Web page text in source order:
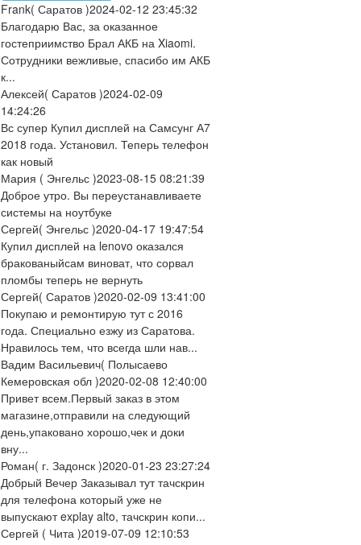
Frank( Саратов )2024-02-12 23:45:32
Благодарю Вас, за оказанное
гостеприимство Брал АКБ на Xiaomi.
Сотрудники вежливые, спасибо им АКБ
к...
Алексей( Саратов )2024-02-09
14:24:26
Вс супер Купил дисплей на Самсунг А7
2018 года. Установил. Теперь телефон
как новый
Мария ( Энгельс )2023-08-15 08:21:39
Доброе утро. Вы переустанавливаете
системы на ноутбуке
Сергей( Энгельс )2020-04-17 19:47:54
Купил дисплей на lenovo оказался
бракованыйсам виноват, что сорвал
пломбы теперь не вернуть
Сергей( Саратов )2020-02-09 13:41:00
Покупаю и ремонтирую тут с 2016
года. Специально езжу из Саратова.
Нравилось тем, что всегда шли нав...
Вадим Васильевич( Полысаево
Кемеровская обл )2020-02-08 12:40:00
Привет всем.Первый заказ в этом
магазине,отправили на следующий
день,упаковано хорошо,чек и доки
вну...
Роман( г. Задонск )2020-01-23 23:27:24
Добрый Вечер Заказывал тут тачскрин
для телефона который уже не
выпускают explay alto, тачскрин копи...
Сергей ( Чита )2019-07-09 12:10:53